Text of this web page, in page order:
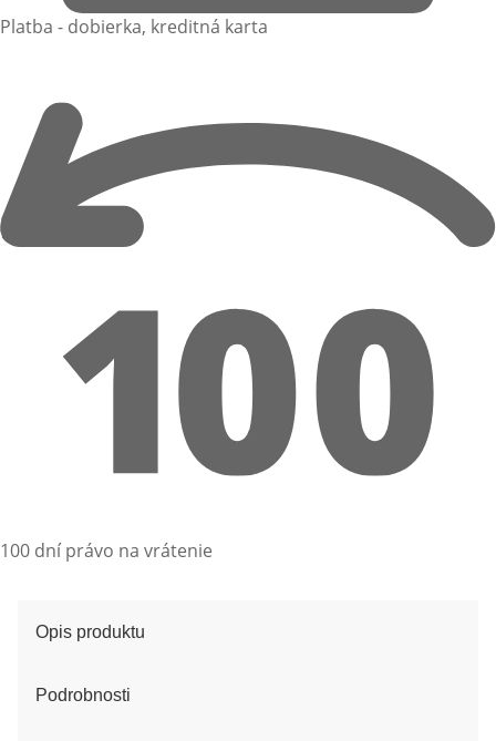
Platba - dobierka, kreditná karta
100 dní právo na vrátenie
Opis produktu
Podrobnosti